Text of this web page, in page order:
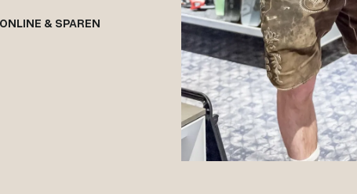
& SPAREN